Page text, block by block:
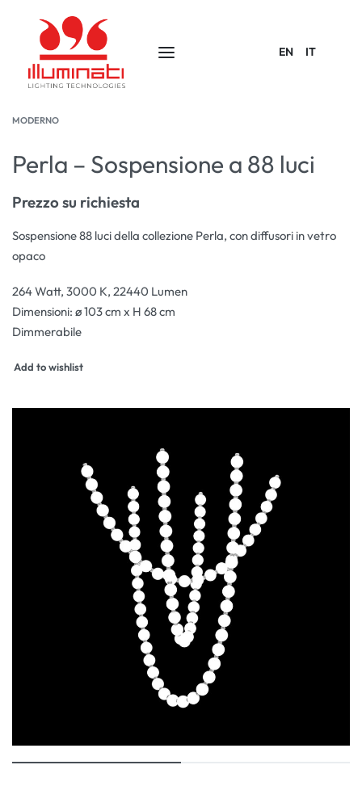
EN IT
MODERNO
Perla – Sospensione a 88 luci
Prezzo su richiesta
Sospensione 88 luci della collezione Perla, con diffusori in vetro
opaco
264 Watt, 3000 K, 22440 Lumen
Dimensioni: ø 103 cm x H 68 cm
Dimmerabile
Add to wishlist